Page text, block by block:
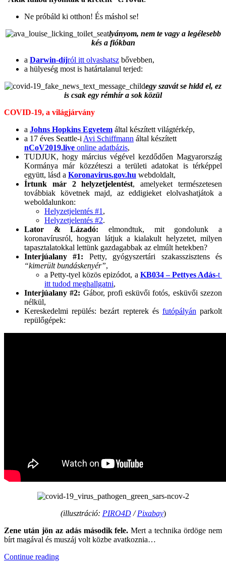
Ne próbáld ki otthon! És máshol se!
lyányom, nem te vagy a legélesebb
kés a fiókban
a Darwin-díjról itt olvashatsz bővebben,
a hülyeség most is határtalanul terjed:
egy szavát se hidd el, ez
is csak egy rémhír a sok közül
COVID-19, a világjárvány
a Johns Hopkins Egyetem által készített világtérkép,
a 17 éves Seattle-i Avi Schiffmann által készített
nCoV2019.live online adatbázis,
TUDJUK, hogy március végével kezdődően Magyarország
Kormánya már közzéteszi a területi adatokat is térképpel
együtt, lásd a Koronavirus.gov.hu webdoldalt,
Írtunk már 2 helyzetjelentést, amelyeket természetesen
továbbiak követnek majd, az eddigieket elolvashatjátok a
weboldalunkon:
Helyzetjelentés #1 ,
Helyzetjelentés #2.
Lator & Lázadó: elmondtuk, mit gondolunk a
koronavírusról, hogyan látjuk a kialakult helyzetet, milyen
tapasztalatokkal lettünk gazdagabbak az elmúlt hetekben?
Interjúalany #1: Petty, gyógyszertári szakasszisztens és
“kimerült bundáskenyér”,
a Petty-tyel közös epizódot, a KB034 – Pettyes Adás-t
itt tudod meghallgatni,
Interjúalany #2: Gábor, profi esküvői fotós, esküvői szezon
nélkül,
Kereskedelmi repülés: bezárt repterek és futópályán parkolt
repülőgépek:
(illusztráció: PIRO4D/Pixabay)
Zene után jön az adás második fele. Mert a technika ördöge nem
bírt magával és muszáj volt közbe avatkoznia…
Continue reading“KBXTR03